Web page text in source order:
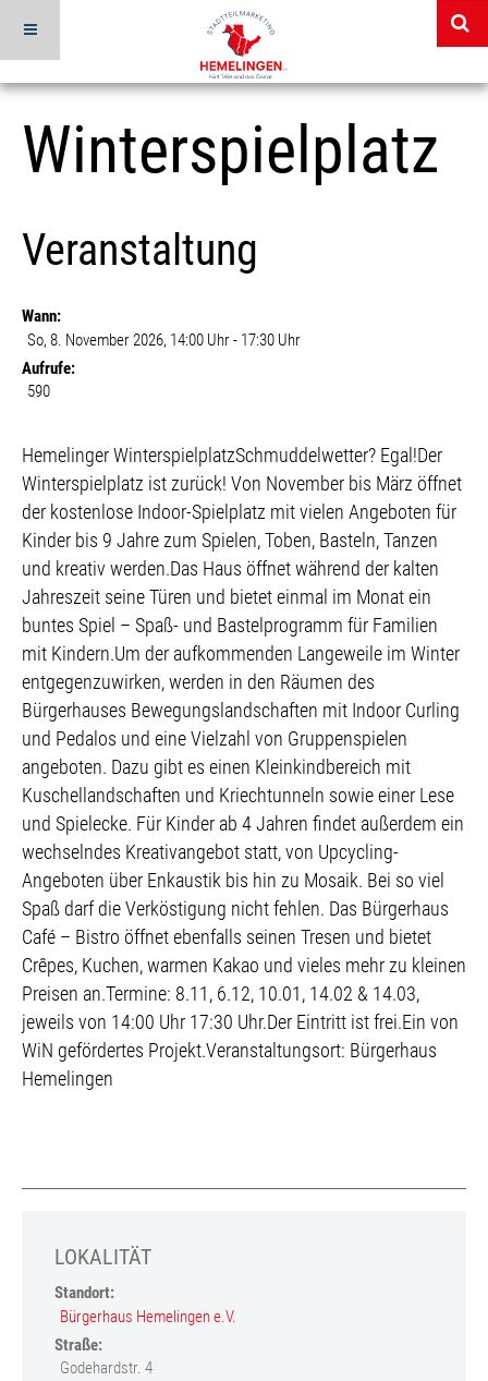
Winterspielplatz
Veranstaltung
Wann:
So, 8. November 2026, 14:00 Uhr- 17:30 Uhr
Aufrufe:
590
Hemelinger WinterspielplatzSchmuddelwetter? Egal!Der
Winterspielplatz ist zurück! Von November bis März öffnet
der kostenlose Indoor-Spielplatz mit vielen Angeboten für
Kinder bis 9 Jahre zum Spielen, Toben, Basteln, Tanzen
und kreativ werden.Das Haus öffnet während der kalten
Jahreszeit seine Türen und bietet einmal im Monat ein
buntes Spiel – Spaß- und Bastelprogramm für Familien
mit Kindern.Um der aufkommenden Langeweile im Winter
entgegenzuwirken, werden in den Räumen des
Bürgerhauses Bewegungslandschaften mit Indoor Curling
und Pedalos und eine Vielzahl von Gruppenspielen
angeboten. Dazu gibt es einen Kleinkindbereich mit
Kuschellandschaften und Kriechtunneln sowie einer Lese
und Spielecke. Für Kinder ab 4 Jahren findet außerdem ein
wechselndes Kreativangebot statt, von Upcycling-
Angeboten über Enkaustik bis hin zu Mosaik. Bei so viel
Spaß darf die Verköstigung nicht fehlen. Das Bürgerhaus
Café – Bistro öffnet ebenfalls seinen Tresen und bietet
Crêpes, Kuchen, warmen Kakao und vieles mehr zu kleinen
Preisen an.Termine: 8.11, 6.12, 10.01, 14.02 & 14.03,
jeweils von 14:00 Uhr 17:30 Uhr.Der Eintritt ist frei.Ein von
WiN gefördertes Projekt.Veranstaltungsort: Bürgerhaus
Hemelingen
LOKALITÄT
Standort:
Bürgerhaus Hemelingen e.V.
Straße:
Godehardstr. 4